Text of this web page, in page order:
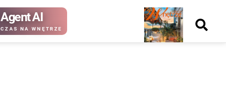
Agent AI
CZAS NA WNĘTRZE
Nowy
numer